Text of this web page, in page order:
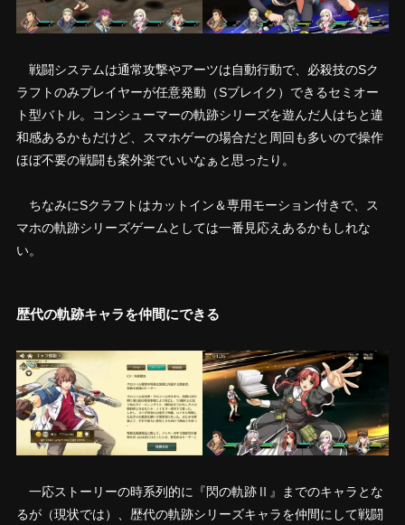
戦闘システムは通常攻撃やアーツは自動行動で、必殺技のSク
ラフトのみプレイヤーが任意発動（Sブレイク）できるセミオー
ト型バトル。コンシューマーの軌跡シリーズを遊んだ人はちと違
和感あるかもだけど、スマホゲーの場合だと周回も多いので操作
ほぼ不要の戦闘も案外楽でいいなぁと思ったり。
ちなみにSクラフトはカットイン＆専用モーション付きで、ス
マホの軌跡シリーズゲームとしては一番見応えあるかもしれな
い。
歴代の軌跡キャラを仲間にできる
一応ストーリーの時系列的に『閃の軌跡Ⅱ』までのキャラとな
るが（現状では）、歴代の軌跡シリーズキャラを仲間にして戦闘